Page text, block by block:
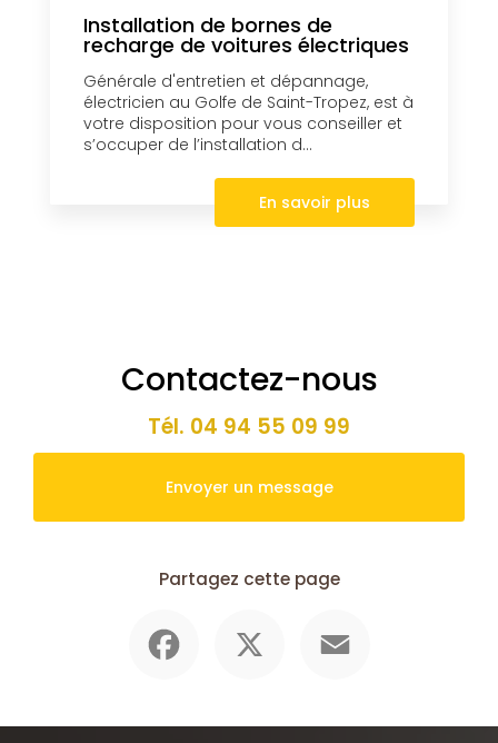
Installation de bornes de
recharge de voitures électriques
Générale d'entretien et dépannage,
électricien au Golfe de Saint-Tropez, est à
votre disposition pour vous conseiller et
s’occuper de l’installation d...
En savoir plus
Contactez-nous
Tél. 04 94 55 09 99
Envoyer un message
Partagez cette page